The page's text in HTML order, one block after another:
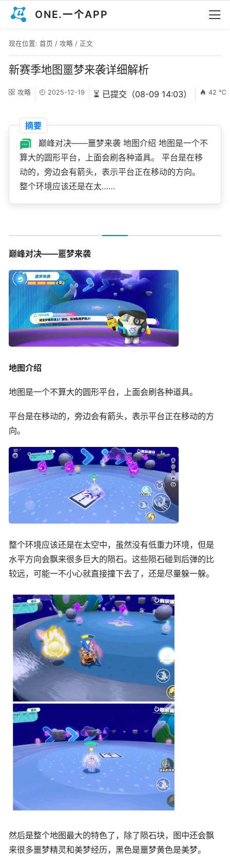
ONE.一个APP
现在位置: 首页 / 攻略 / 正文
新赛季地图噩梦来袭详细解析
攻略 2025-12-19 ⏳ 已提交（08-09 14:03） 42 ℃
摘要
巅峰对决——噩梦来袭 地图介绍 地图是一个不
算大的圆形平台，上面会刷各种道具。 平台是在移
动的，旁边会有箭头，表示平台正在移动的方向。
整个环境应该还是在太……
巅峰对决——噩梦来袭
地图介绍
地图是一个不算大的圆形平台，上面会刷各种道具。
平台是在移动的，旁边会有箭头，表示平台正在移动的方
向。
整个环境应该还是在太空中，虽然没有低重力环境，但是
水平方向会飘来很多巨大的陨石。这些陨石碰到后弹的比
较远，可能一不小心就直接撞下去了，还是尽量躲一躲。
然后是整个地图最大的特色了，除了陨石块，图中还会飘
来很多噩梦精灵和美梦经历，黑色是噩梦黄色是美梦。